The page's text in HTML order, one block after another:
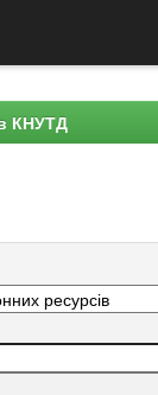
КНУТД